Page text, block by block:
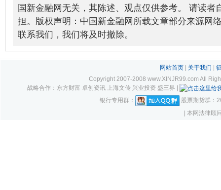
国新金融网无关，其陈述、观点仅供参考。 请读者
担。版权声明：中国新金融网所载文章部分来源网
联系我们，我们将及时撤除。
网站首页| 关于我们
Copyright 2007-2008 www.XINJR99.com All
战略合作：东方财富 卓创资讯 上海文传 兴业投资 盛三界 |
银行专用群：
股票期货群：
| 本网法律顾